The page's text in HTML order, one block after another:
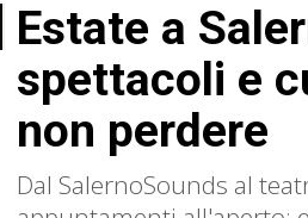
Estate a
spettacoli e
non perdere
Dal SalernoSounds al